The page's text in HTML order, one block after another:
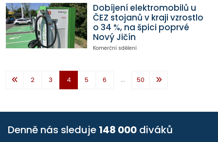
Dobíjení elektromobilů u
ČEZ stojanů v kraji vzrostlo
o 34 %, na špici poprvé
Nový Jičín
Komerční sdělení
2 3 4 5 6 ... 50
Denně nás sleduje 148 000 diváků